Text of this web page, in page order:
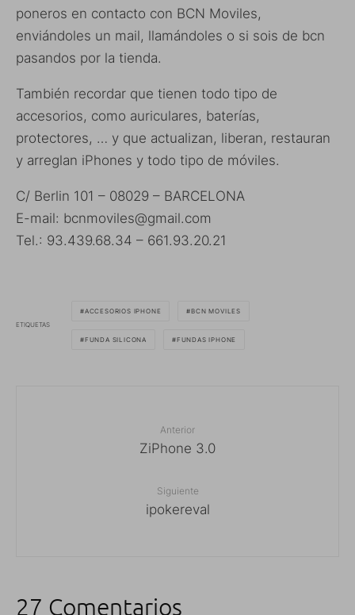
poneros en contacto con BCN Moviles,
enviándoles un mail, llamándoles o si sois de bcn
pasandos por la tienda.
También recordar que tienen todo tipo de
accesorios, como auriculares, baterías,
protectores, … y que actualizan, liberan, restauran
y arreglan iPhones y todo tipo de móviles.
C/ Berlin 101 – 08029 – BARCELONA
E-mail: bcnmoviles@gmail.com
Tel.: 93.439.68.34 – 661.93.20.21
ETIQUETAS
ACCESORIOS IPHONE BCN MOVILES
FUNDA SILICONA FUNDAS IPHONE
Anterior
ZiPhone 3.0
Siguiente
ipokereval
27 Comentarios